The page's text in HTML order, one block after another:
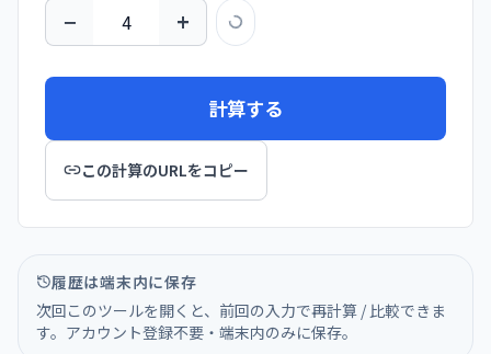
− +
計算する
この計算のURLをコピー
履歴は端末内に保存
次回このツールを開くと、前回の入力で再計算 / 比較できま
す。アカウント登録不要・端末内のみに保存。